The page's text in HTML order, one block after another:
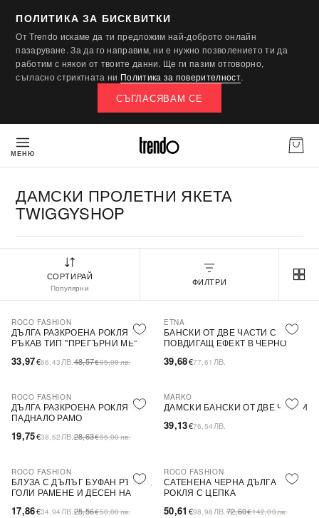
ПОЛИТИКА ЗА БИСКВИТКИ
От Trendo искаме да ти предложим най-доброто онлайн
пазаруване. За да го направим, ни е нужно позволението ти да
работим с някои от твоите данни. Ще ги пазим отговорно,
съгласно стриктната ни Политика за поверителност.
СЪГЛАСЯВАМ СЕ
МЕНЮ
ДАМСКИ ПРОЛЕТНИ ЯКЕТА
TWIGGYSHOP
СОРТИРАЙ
Популярни
ФИЛТРИ
-30%
ROCO FASHION
ДЪЛГА РАЗКРОЕНА РОКЛЯ БЕЗ
РЪКАВ ТИП ''ПРЕГЪРНИ МЕ''
33,97€66,43 ЛВ.48,57€95,00лв.
ETNA
БАНСКИ ОТ ДВЕ ЧАСТИ С
ПОВДИГАЩ ЕФЕКТ В ЧЕРНО
39,68€77,61 ЛВ.
-31%
ROCO FASHION
ДЪЛГА РАЗКРОЕНА РОКЛЯ С
ПАДНАЛО РАМО
19,75€38,62 ЛВ.28,63€56,00лв.
MARKO
ДАМСКИ БАНСКИ ОТ ДВЕ ЧАСТИ
39,13€76,54 ЛВ.
-30%
ROCO FASHION
БЛУЗА С ДЪЛЪГ БУФАН РЪКАВ,
ГОЛИ РАМЕНЕ И ДЕСЕН НА
17,86€34,94 ЛВ.25,56€50,00лв.
-30%
ROCO FASHION
САТЕНЕНА ЧЕРНА ДЪЛГА
РОКЛЯ С ЦЕПКА
50,61 €98,98 ЛВ.72,60€142,00лв.